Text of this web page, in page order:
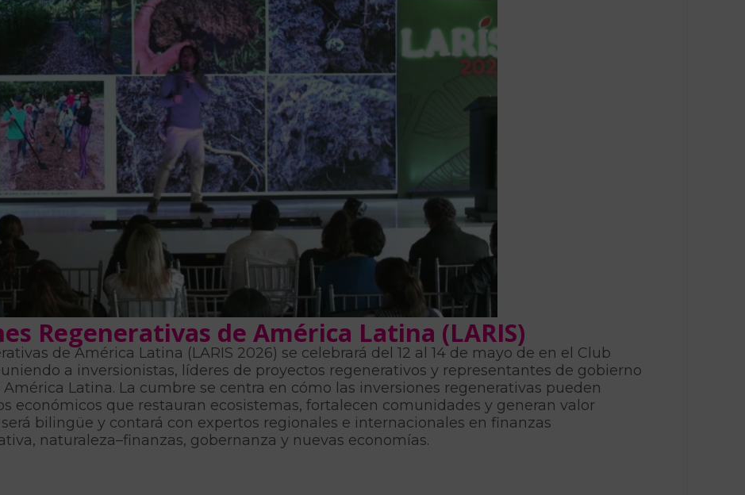
Regenerativas de América Latina (LARIS)
de América Latina (LARIS 2026) se celebrará del 12 al 14 de mayo de en el Club
a inversionistas, líderes de proyectos regenerativos y representantes de gobierno
Latina. La cumbre se centra en cómo las inversiones regenerativas pueden
económicos que restauran ecosistemas, fortalecen comunidades y generan valor
bilingüe y contará con expertos regionales e internacionales en finanzas
naturaleza–finanzas, gobernanza y nuevas economías.